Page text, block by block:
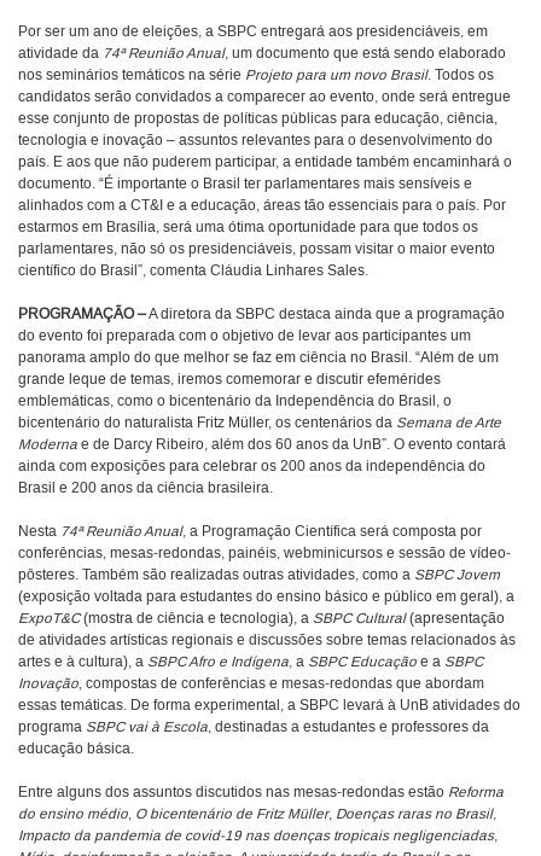
Por ser um ano de eleições, a SBPC entregará aos presidenciáveis, em
atividade da 74ª Reunião Anual, um documento que está sendo elaborado
nos seminários temáticos na série Projeto para um novo Brasil. Todos os
candidatos serão convidados a comparecer ao evento, onde será entregue
esse conjunto de propostas de políticas públicas para educação, ciência,
tecnologia e inovação – assuntos relevantes para o desenvolvimento do
país. E aos que não puderem participar, a entidade também encaminhará o
documento. “É importante o Brasil ter parlamentares mais sensíveis e
alinhados com a CT&I e a educação, áreas tão essenciais para o país. Por
estarmos em Brasília, será uma ótima oportunidade para que todos os
parlamentares, não só os presidenciáveis, possam visitar o maior evento
científico do Brasil”, comenta Cláudia Linhares Sales.
PROGRAMAÇÃO –A diretora da SBPC destaca ainda que a programação
do evento foi preparada com o objetivo de levar aos participantes um
panorama amplo do que melhor se faz em ciência no Brasil. “Além de um
grande leque de temas, iremos comemorar e discutir efemérides
emblemáticas, como o bicentenário da Independência do Brasil, o
bicentenário do naturalista Fritz Müller, os centenários da Semana de Arte
Moderna e de Darcy Ribeiro, além dos 60 anos da UnB”. O evento contará
ainda com exposições para celebrar os 200 anos da independência do
Brasil e 200 anos da ciência brasileira.
Nesta 74ª Reunião Anual, a Programação Científica será composta por
conferências, mesas-redondas, painéis, webminicursos e sessão de vídeo-
pôsteres. Também são realizadas outras atividades, como a SBPC Jovem
(exposição voltada para estudantes do ensino básico e público em geral), a
ExpoT&C(mostra de ciência e tecnologia), a SBPC Cultural(apresentação
de atividades artísticas regionais e discussões sobre temas relacionados às
artes e à cultura), a SBPC Afro e Indígena, a SBPC Educação e a SBPC
Inovação, compostas de conferências e mesas-redondas que abordam
essas temáticas. De forma experimental, a SBPC levará à UnB atividades do
programa SBPC vai à Escola, destinadas a estudantes e professores da
educação básica.
Entre alguns dos assuntos discutidos nas mesas-redondas estão Reforma
do ensino médio, O bicentenário de Fritz Müller, Doenças raras no Brasil,
Impacto da pandemia de covid-19 nas doenças tropicais negligenciadas,